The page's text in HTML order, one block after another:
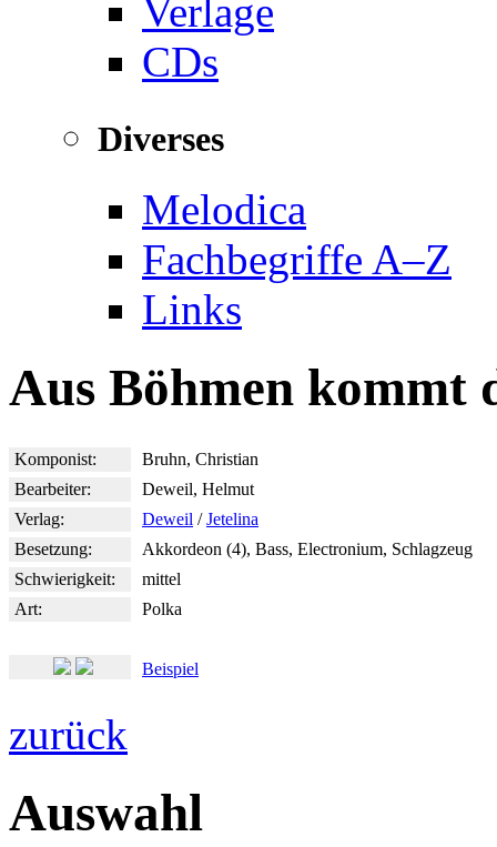
Verlage
CDs
Diverses
Melodica
Fachbegriffe A–Z
Links
Aus Böhmen kommt
Komponist:
Bruhn, Christian
Bearbeiter:
Deweil, Helmut
Verlag:
Deweil /Jetelina
Besetzung:
Akkordeon (4), Bass, Electronium, Schlagzeug
Schwierigkeit:
mittel
Art:
Polka
Beispiel
zurück
Auswahl